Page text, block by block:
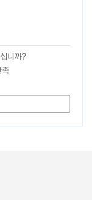
니까?
족